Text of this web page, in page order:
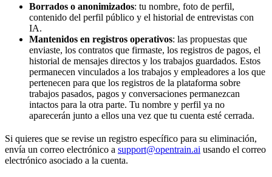
Borrados o anonimizados: tu nombre, foto de perfil,
contenido del perfil público y el historial de entrevistas con
IA.
Mantenidos en registros operativos: las propuestas que
enviaste, los contratos que firmaste, los registros de pagos, el
historial de mensajes directos y los trabajos guardados. Estos
permanecen vinculados a los trabajos y empleadores a los que
pertenecen para que los registros de la plataforma sobre
trabajos pasados, pagos y conversaciones permanezcan
intactos para la otra parte. Tu nombre y perfil ya no
aparecerán junto a ellos una vez que tu cuenta esté cerrada.
Si quieres que se revise un registro específico para su eliminación,
envía un correo electrónico a support@opentrain.ai usando el correo
electrónico asociado a la cuenta.